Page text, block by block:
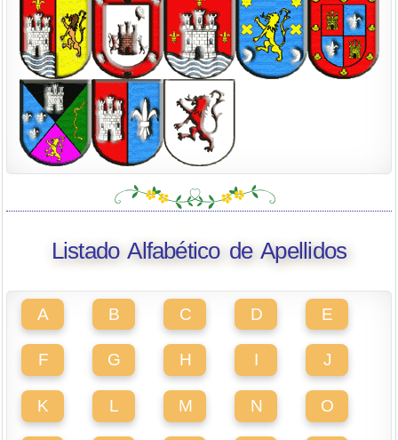
Listado Alfabético de Apellidos
A B C D E
F G H I J
K L M N O